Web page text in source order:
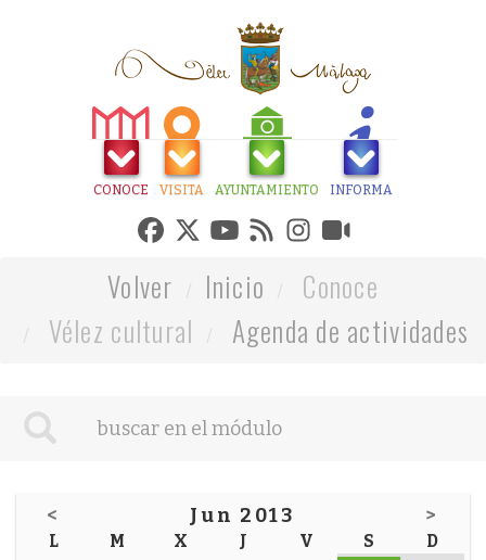
CONOCE VISITA AYUNTAMIENTO INFORMA
Volver Inicio
Conoce
Vélez cultural
Agenda de actividades
< Jun 2013 >
L M X J V S D